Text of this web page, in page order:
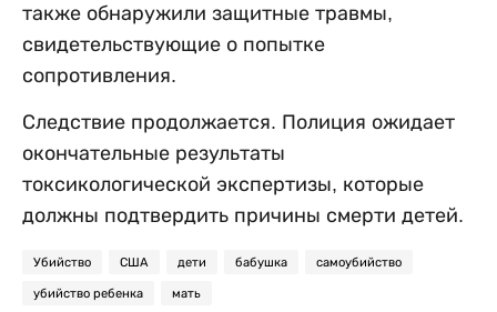
также обнаружили защитные травмы,
свидетельствующие о попытке
сопротивления.
Следствие продолжается. Полиция ожидает
окончательные результаты
токсикологической экспертизы, которые
должны подтвердить причины смерти детей.
Убийство США дети бабушка самоубийство
убийство ребенка мать